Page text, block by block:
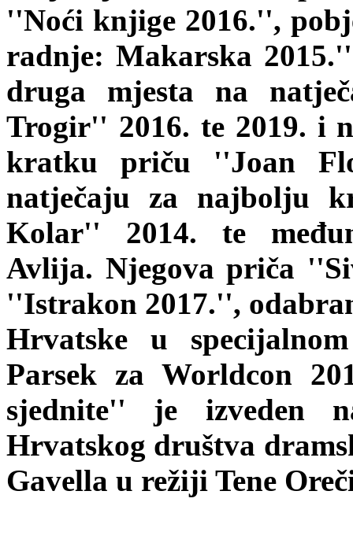
''Noći knjige 2016.'',
radnje: Makarska
druga mjesta na
Trogir'' 2016. te 2019. i
kratku priču ''Joan
natječaju za najbolju
Kolar'' 2014. te
Avlija. Njegova priča
''Istrakon 2017.'',
Hrvatske u
Parsek za Worldcon
sjednite'' je izveden
Hrvatskog društva
Gavella u režiji Tene